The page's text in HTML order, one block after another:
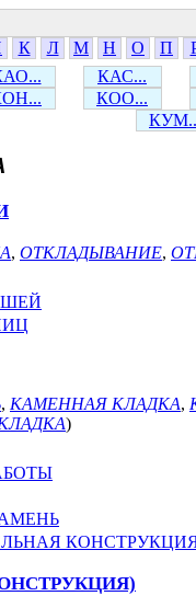
К Л М Н О П
КАС...
КОО...
, ОТКЛАДЫВАНИЕ,
, КАМЕННАЯ КЛАДКА,
)